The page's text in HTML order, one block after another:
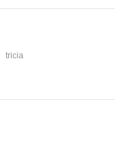
tricia